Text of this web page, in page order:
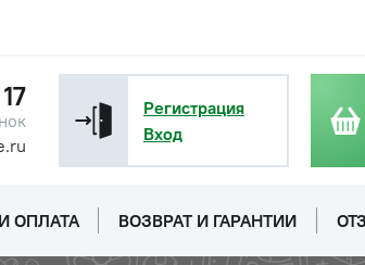
Регистрация
Вход
ОПЛАТА ВОЗВРАТ И ГАРАНТИИ